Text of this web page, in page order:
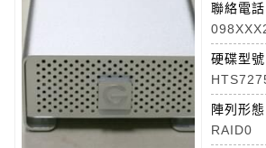
聯絡電話
硬碟型號
陣列形態
RAID0